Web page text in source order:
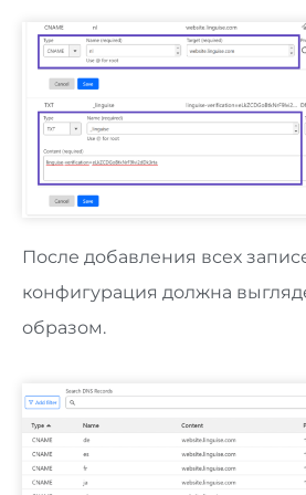
После добавления всех
конфигурация должна
образом.